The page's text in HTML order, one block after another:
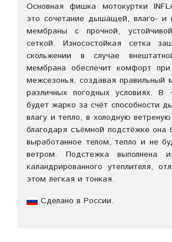
Основная фишка мотокуртки
это сочетание дышащей, влаго- и
мембраны с прочной,
сеткой. Износостойкая сетка
скольжении в случае
мембрана обеспечит комфорт
межсезонья, создавая правильный
различных погодных условиях.
будет жарко за счёт способности
влагу и тепло, в холодную
благодаря съёмной подстёжке она
выработанное телом, тепло и не
ветром. Подстежка выполнена
каландрированного утеплителя,
этом легкая и тонкая.
Сделано в России.